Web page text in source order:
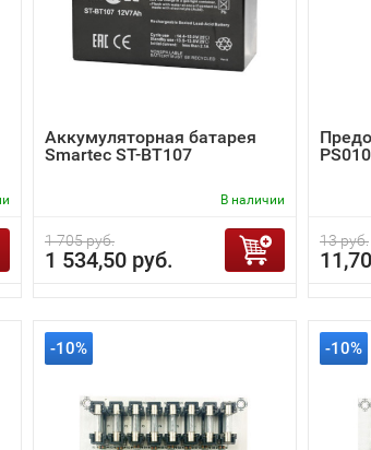
Аккумуляторная батарея
Smartec ST-BT107
В наличии
1 705 руб.
1 534,50 руб.
13 руб.
-10% -10%